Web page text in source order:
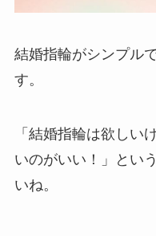
結婚指輪がシンプル
す。
「結婚指輪は欲しい
いのがいい！」とい
いね。